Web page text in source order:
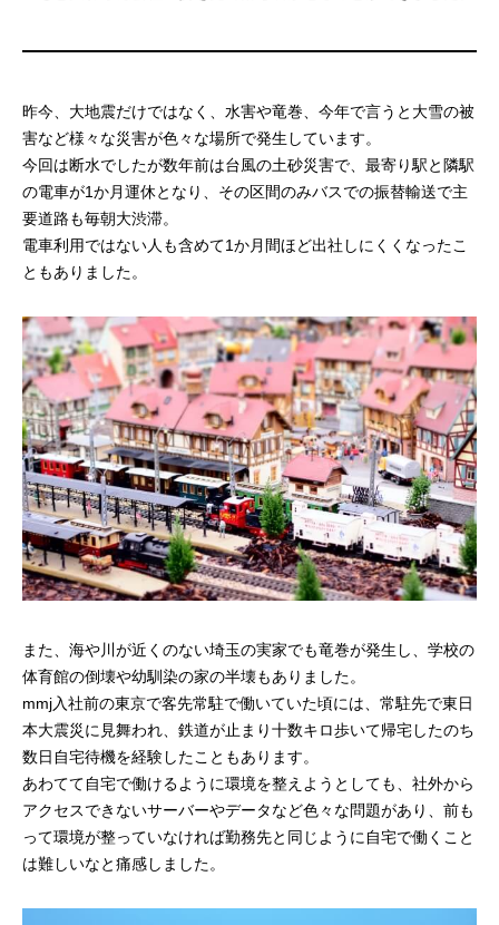
昨今、大地震だけではなく、水害や竜巻、今年で言うと大雪の被
害など様々な災害が色々な場所で発生しています。
今回は断水でしたが数年前は台風の土砂災害で、最寄り駅と隣駅
の電車が1か月運休となり、その区間のみバスでの振替輸送で主
要道路も毎朝大渋滞。
電車利用ではない人も含めて1か月間ほど出社しにくくなったこ
ともありました。
また、海や川が近くのない埼玉の実家でも竜巻が発生し、学校の
体育館の倒壊や幼馴染の家の半壊もありました。
mmj入社前の東京で客先常駐で働いていた頃には、常駐先で東日
本大震災に見舞われ、鉄道が止まり十数キロ歩いて帰宅したのち
数日自宅待機を経験したこともあります。
あわてて自宅で働けるように環境を整えようとしても、社外から
アクセスできないサーバーやデータなど色々な問題があり、前も
って環境が整っていなければ勤務先と同じように自宅で働くこと
は難しいなと痛感しました。